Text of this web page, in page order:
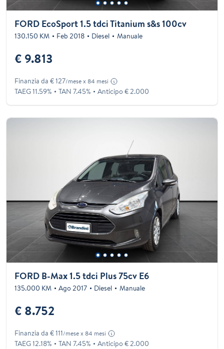
FORD EcoSport 1.5 tdci Titanium s&s 100cv
130.150 KM Feb 2018 Diesel Manuale
€ 9.813
Finanzia da € 127/mese x 84 mesi
TAEG 11.59% TAN 7.45% Anticipo € 2.000
FORD B-Max 1.5 tdci Plus 75cv E6
135.000 KM Ago 2017 Diesel Manuale
€ 8.752
Finanzia da € 111/mese x 84 mesi
TAEG 12.18% TAN 7.45% Anticipo € 2.000